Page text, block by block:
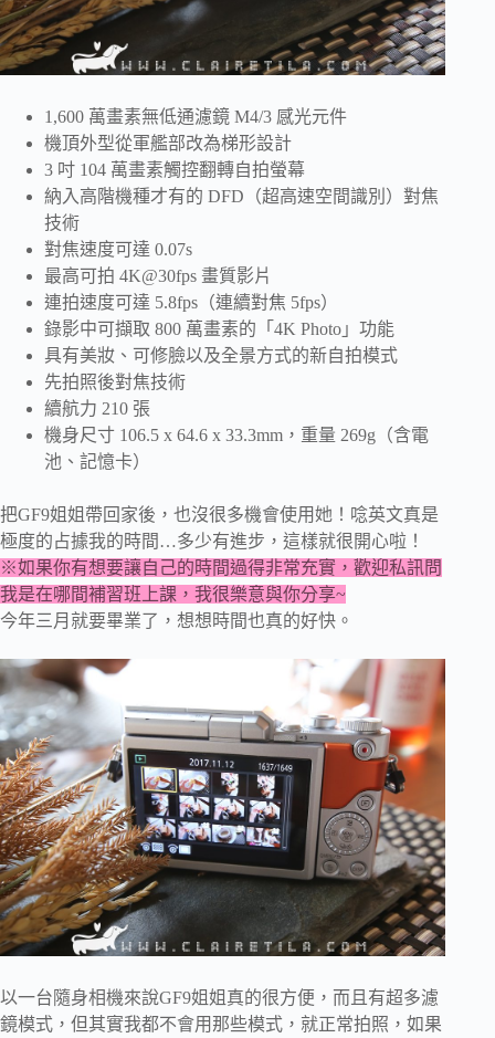
1,600 萬畫素無低通濾鏡 M4/3 感光元件
機頂外型從軍艦部改為梯形設計
3 吋 104 萬畫素觸控翻轉自拍螢幕
納入高階機種才有的 DFD（超高速空間識別）對焦
技術
對焦速度可達 0.07s
最高可拍 4K@30fps 畫質影片
連拍速度可達 5.8fps（連續對焦 5fps）
錄影中可擷取 800 萬畫素的「4K Photo」功能
具有美妝、可修臉以及全景方式的新自拍模式
先拍照後對焦技術
續航力 210 張
機身尺寸 106.5 x 64.6 x 33.3mm，重量 269g（含電
池、記憶卡）
把GF9姐姐帶回家後，也沒很多機會使用她！唸英文真是
極度的占據我的時間…多少有進步，這樣就很開心啦！
※如果你有想要讓自己的時間過得非常充實，歡迎私訊問
我是在哪間補習班上課，我很樂意與你分享~
今年三月就要畢業了，想想時間也真的好快。
以一台隨身相機來說GF9姐姐真的很方便，而且有超多濾
鏡模式，但其實我都不會用那些模式，就正常拍照，如果